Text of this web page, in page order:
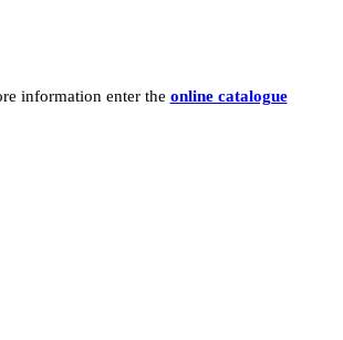
information enter the online catalogue